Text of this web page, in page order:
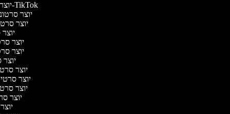
יוצר סרטונים ל-TikTok
יוצר
יוצר
יוצר
יוצר
יוצר
יוצר
יוצר סרטי
יוצר
יוצר